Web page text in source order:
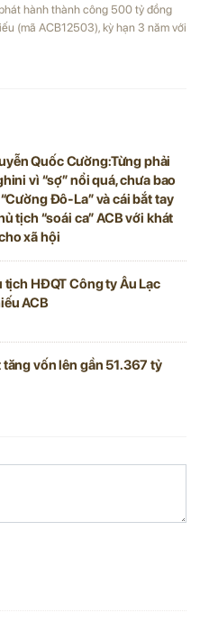
hành thành công 500 tỷ đồng
(mã ACB12503), kỳ hạn 3 năm với
Quốc Cường:Từng phải
vì “sợ” nổi quá, chưa bao
Đô-La” và cái bắt tay
tịch “soái ca” ACB với khát
xã hội
tịch HĐQT Công ty Âu Lạc
ACB
vốn lên gần 51.367 tỷ